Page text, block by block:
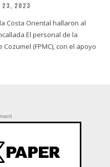
23, 2023
Costa Oriental hallaron al
de la
(FPMC), con el apoyo